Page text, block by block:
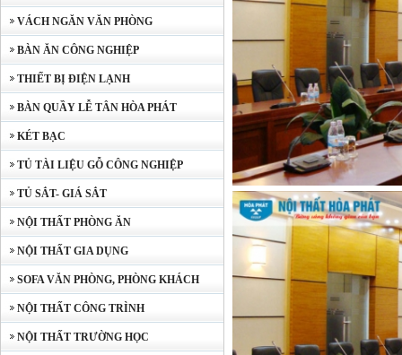
VÁCH NGĂN VĂN PHÒNG
BÀN ĂN CÔNG NGHIỆP
THIẾT BỊ ĐIỆN LẠNH
BÀN QUẦY LỄ TÂN HÒA PHÁT
KÉT BẠC
TỦ TÀI LIỆU GỖ CÔNG NGHIỆP
TỦ SẮT- GIÁ SẮT
NỘI THẤT PHÒNG ĂN
NỘI THẤT GIA DỤNG
SOFA VĂN PHÒNG, PHÒNG KHÁCH
NỘI THẤT CÔNG TRÌNH
NỘI THẤT TRƯỜNG HỌC